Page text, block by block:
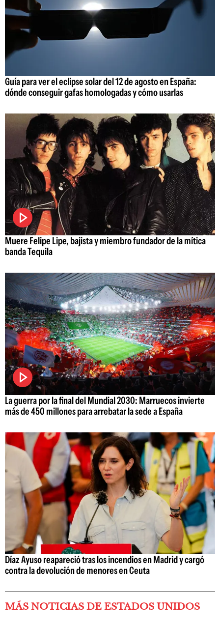
Guía para ver el eclipse solar del 12 de agosto en España:
dónde conseguir gafas homologadas y cómo usarlas
Muere Felipe Lipe, bajista y miembro fundador de la mítica
banda Tequila
La guerra por la final del Mundial 2030: Marruecos invierte
más de 450 millones para arrebatar la sede a España
Díaz Ayuso reapareció tras los incendios en Madrid y cargó
contra la devolución de menores en Ceuta
MÁS NOTICIAS DE ESTADOS UNIDOS